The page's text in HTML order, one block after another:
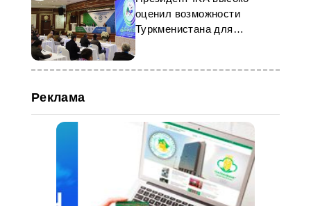
оценил возможности
Туркменистана для
проведения крупных
Реклама